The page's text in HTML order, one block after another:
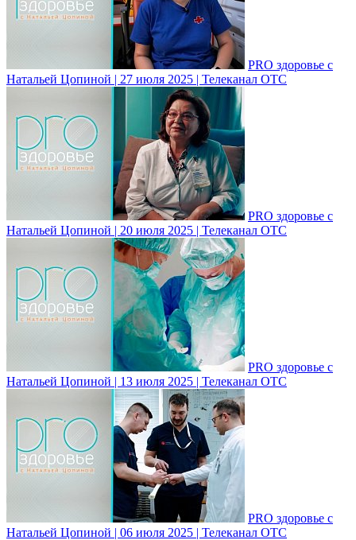
PRO здоровье с
Натальей Цопиной | 27 июля 2025 | Телеканал ОТС
PRO здоровье с
Натальей Цопиной | 20 июля 2025 | Телеканал ОТС
PRO здоровье с
Натальей Цопиной | 13 июля 2025 | Телеканал ОТС
PRO здоровье с
Натальей Цопиной | 06 июля 2025 | Телеканал ОТС